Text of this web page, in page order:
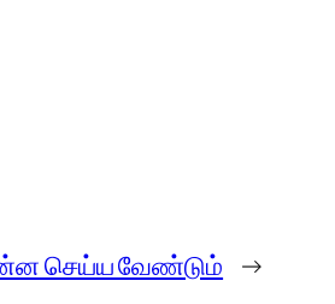
செய்ய வேண்டும் →